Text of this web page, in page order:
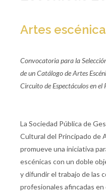
Artes
Convocatoria para la
de un Catálogo de Artes
Circuito de Espectáculos en
La Sociedad Pública de
Cultural del Principado de
promueve una iniciativa
escénicas con un doble
y difundir el trabajo de las
profesionales afincadas